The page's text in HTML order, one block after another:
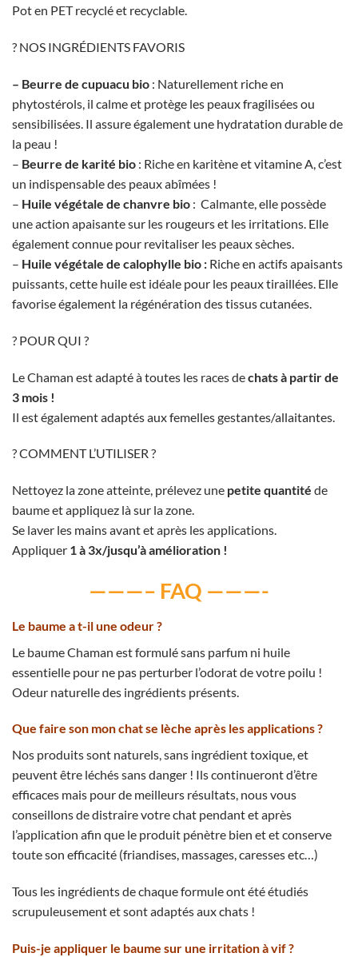
Pot en PET recyclé et recyclable.
? NOS INGRÉDIENTS FAVORIS
– Beurre de cupuacu bio : Naturellement riche en
phytostérols, il calme et protège les peaux fragilisées ou
sensibilisées. Il assure également une hydratation durable de
la peau !
– Beurre de karité bio : Riche en karitène et vitamine A, c’est
un indispensable des peaux abîmées !
– Huile végétale de chanvre bio : Calmante, elle possède
une action apaisante sur les rougeurs et les irritations. Elle
également connue pour revitaliser les peaux sèches.
– Huile végétale de calophylle bio : Riche en actifs apaisants
puissants, cette huile est idéale pour les peaux tiraillées. Elle
favorise également la régénération des tissus cutanées.
? POUR QUI ?
Le Chaman est adapté à toutes les races dechats à partir de
3 mois !
Il est également adaptés aux femelles gestantes/allaitantes.
? COMMENT L’UTILISER ?
Nettoyez la zone atteinte, prélevez une petite quantité de
baume et appliquez là sur la zone.
Se laver les mains avant et après les applications.
Appliquer 1 à 3x/jusqu’à amélioration !
———– FAQ ———-
Le baume a t-il une odeur ?
Le baume Chaman est formulé sans parfum ni huile
essentielle pour ne pas perturber l’odorat de votre poilu !
Odeur naturelle des ingrédients présents.
Que faire son mon chat se lèche après les applications ?
Nos produits sont naturels, sans ingrédient toxique, et
peuvent être léchés sans danger ! Ils continueront d’être
efficaces mais pour de meilleurs résultats, nous vous
conseillons de distraire votre chat pendant et après
l’application afin que le produit pénètre bien et et conserve
toute son efficacité (friandises, massages, caresses etc…)
Tous les ingrédients de chaque formule ont été étudiés
scrupuleusement et sont adaptés aux chats !
Puis-je appliquer le baume sur une irritation à vif ?